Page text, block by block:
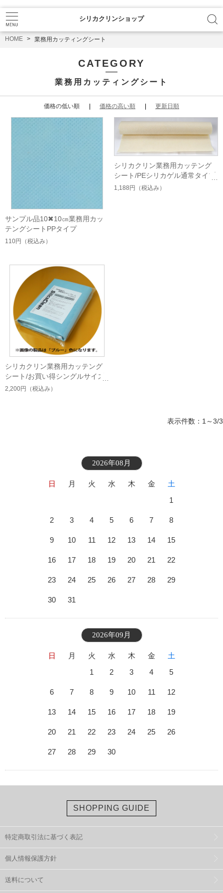
シリカクリンショップ
HOME 業務用カッティングシート
CATEGORY
業務用カッティングシート
価格の低い順 価格の高い順 更新日順
サンプル品10✖10㎝業務用カッ
テングシートPPタイプ
110円 （税込み）
シリカクリン業務用カッテング
シート/PEシリカゲル通常タイプ
カラーアイボリー
1,188円 （税込み）
シリカクリン業務用カッテング
シート/お買い得シングルサイズ
2,200円 （税込み）
表示件数：1～3/3
2026年08月
日 月 火 水 木 金
土
1
2 3 4 5 6 7 8
9 10 11 12 13 14 15
16 17 18 19 20 21 22
23 24 25 26 27 28 29
30 31
2026年09月
日 月 火 水 木 金
土
1
2 3 4 5
6 7 8 9 10 11 12
13 14 15 16 17 18 19
20 21 22 23 24 25 26
27 28 29 30
SHOPPING GUIDE
特定商取引法に基づく表記
個人情報保護方針
送料について